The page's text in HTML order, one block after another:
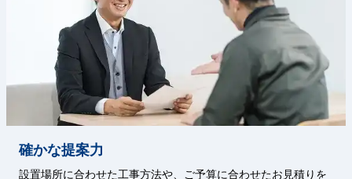
確かな提案力
設置場所に合わせた工事方法や、ご予算に合わせたお見積りを